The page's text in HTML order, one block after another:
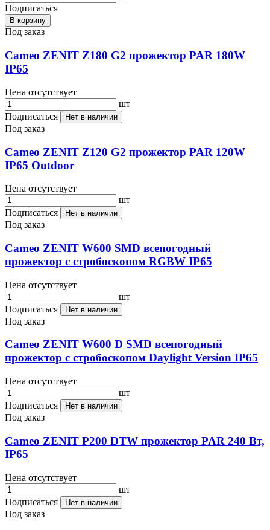
Подписаться
В корзину
Под заказ
Cameo ZENIT Z180 G2 прожектор PAR 180W
IP65
Цена отсутствует
шт
Подписаться
Нет в наличии
Под заказ
Cameo ZENIT Z120 G2 прожектор PAR 120W
IP65 Outdoor
Цена отсутствует
шт
Подписаться
Нет в наличии
Под заказ
Cameo ZENIT W600 SMD всепогодный
прожектор с стробоскопом RGBW IP65
Цена отсутствует
шт
Подписаться
Нет в наличии
Под заказ
Cameo ZENIT W600 D SMD всепогодный
прожектор с стробоскопом Daylight Version IP65
Цена отсутствует
шт
Подписаться
Нет в наличии
Под заказ
Cameo ZENIT P200 DTW прожектор PAR 240 Вт,
IP65
Цена отсутствует
шт
Подписаться
Нет в наличии
Под заказ